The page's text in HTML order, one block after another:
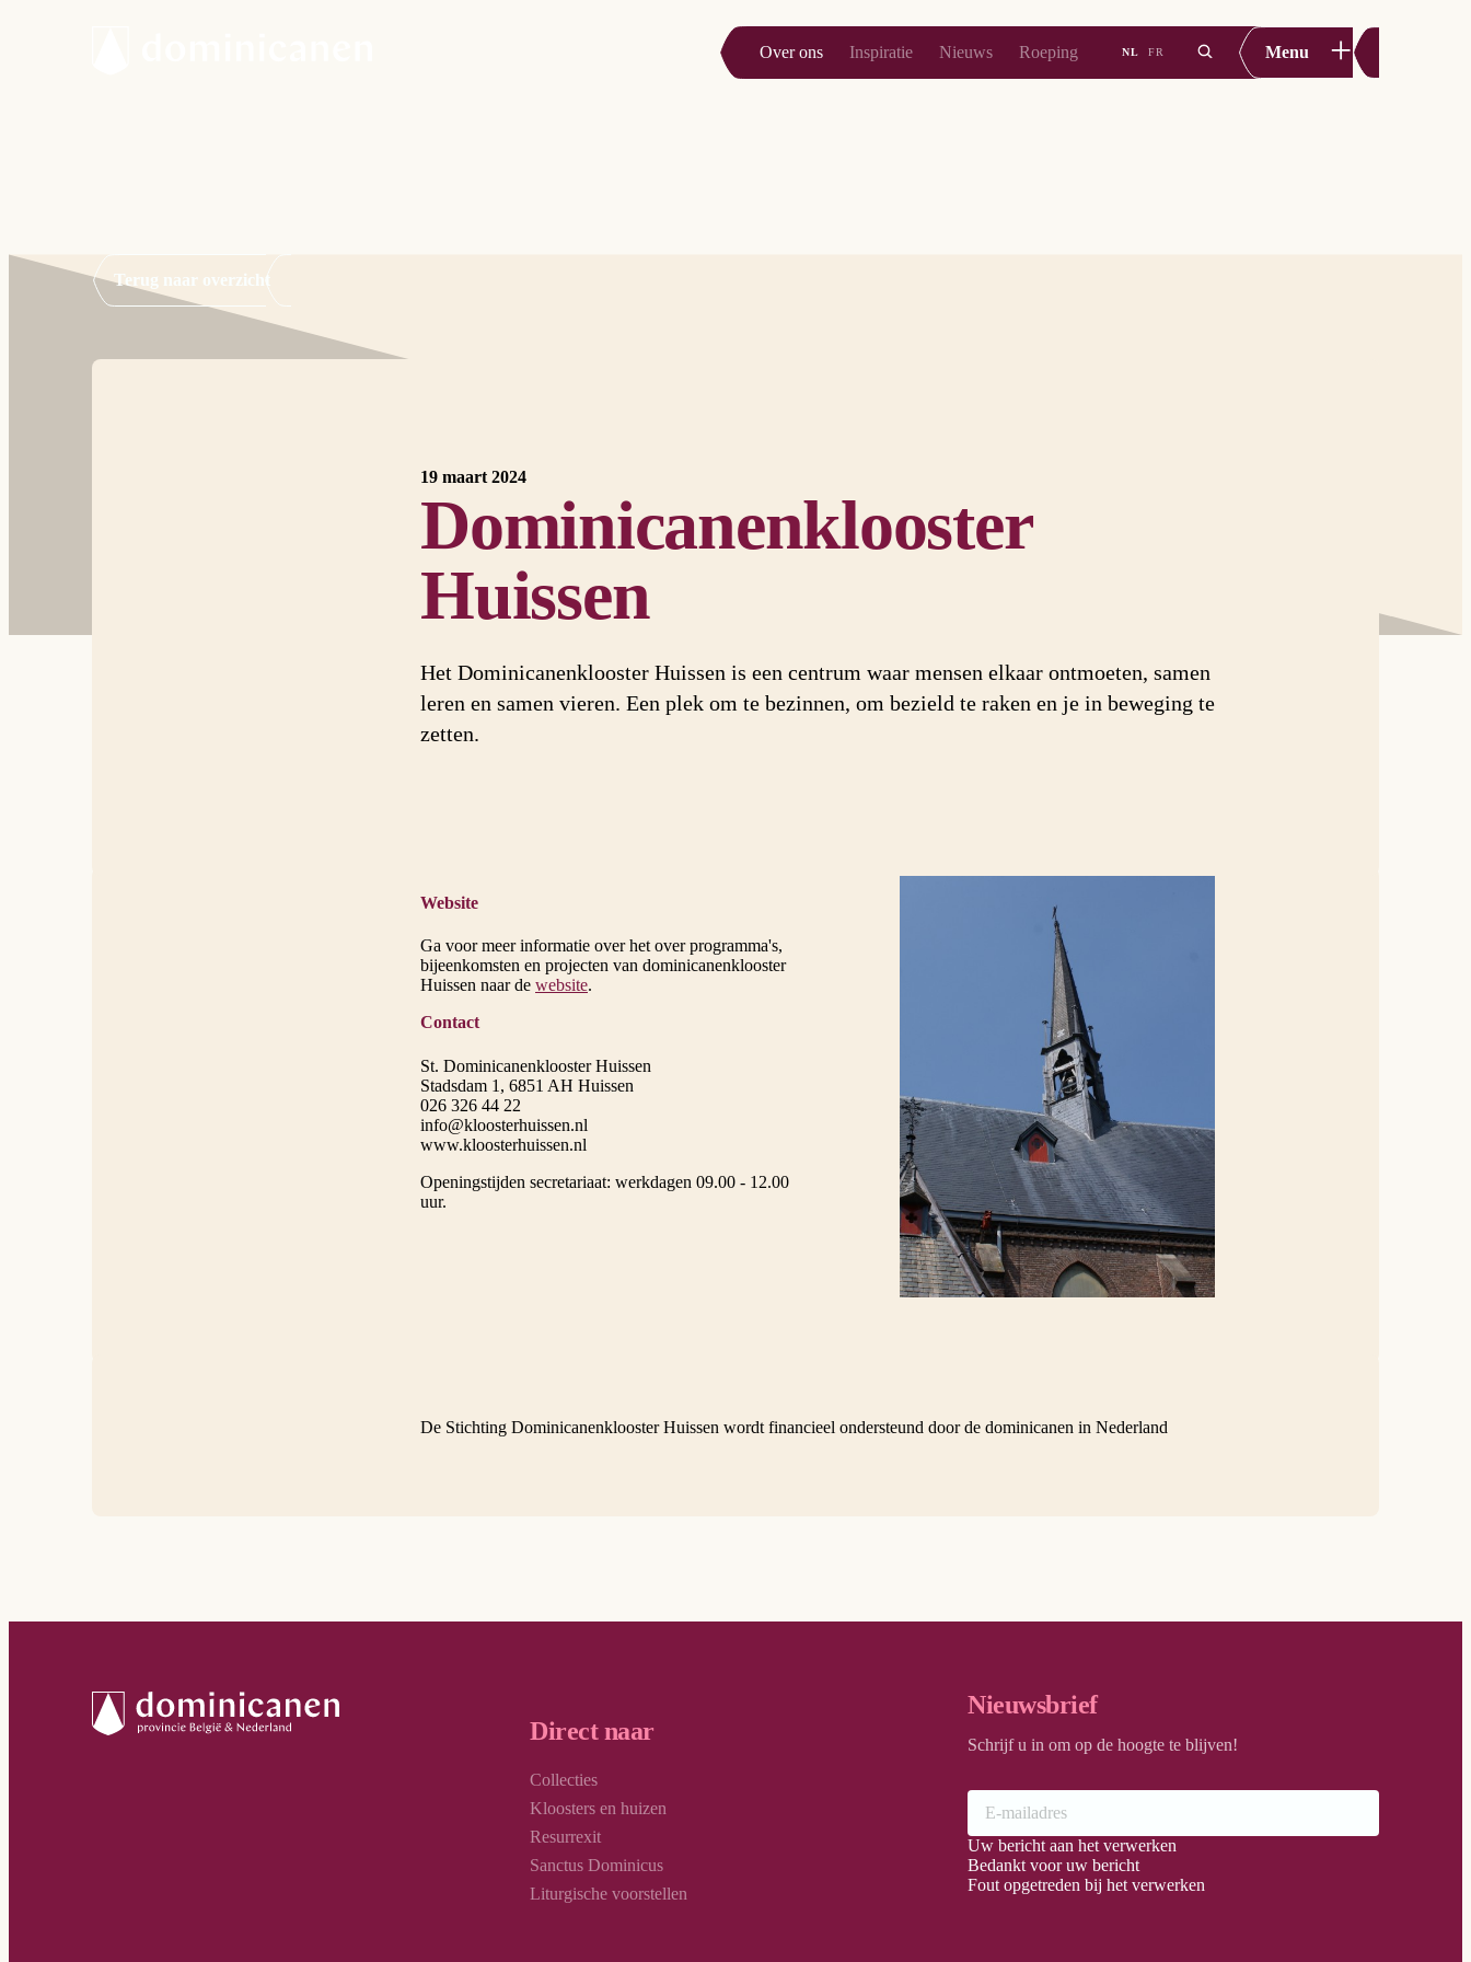
Over ons Inspiratie Nieuws Roeping NL FR Menu +
Terug naar overzicht
19 maart 2024
Dominicanenklooster
Huissen
Het Dominicanenklooster Huissen is een centrum waar mensen elkaar ontmoeten, samen
leren en samen vieren. Een plek om te bezinnen, om bezield te raken en je in beweging te
zetten.
Website
Ga voor meer informatie over het over programma's,
bijeenkomsten en projecten van dominicanenklooster
Huissen naar de website.
Contact
St. Dominicanenklooster Huissen
Stadsdam 1, 6851 AH Huissen
026 326 44 22
info@kloosterhuissen.nl
www.kloosterhuissen.nl
Openingstijden secretariaat: werkdagen 09.00 - 12.00
uur.
De Stichting Dominicanenklooster Huissen wordt financieel ondersteund door de dominicanen in Nederland
Direct naar
Collecties
Kloosters en huizen
Resurrexit
Sanctus Dominicus
Liturgische voorstellen
Nieuwsbrief
Schrijf u in om op de hoogte te blijven!
Uw bericht aan het verwerken
Bedankt voor uw bericht
Fout opgetreden bij het verwerken